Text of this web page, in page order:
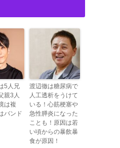
5人兄
親3人
は複
バンド
渡辺徹は糖尿病で
人工透析をうけて
いる！心筋梗塞や
急性膵炎になった
ことも！原因は若
い頃からの暴飲暴
食が原因！